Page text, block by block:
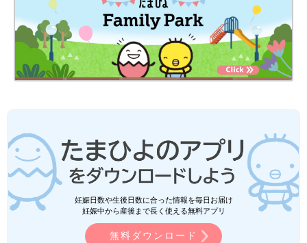
妊娠日数や生後日数に合った情報を毎日お届け
妊娠中から産後まで長く使える無料アプリ
無料ダウンロード